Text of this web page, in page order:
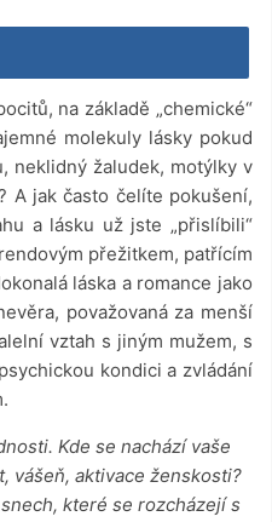
na základě „chemické“
molekuly lásky pokud
neklidný žaludek, motýlky v
A jak často čelíte pokušení,
a lásku už jste „přislíbili“
přežitkem, patřícím
láska a romance jako
považovaná za menší
vztah s jiným mužem, s
kondici a zvládání
Kde se nachází vaše
vášeň, aktivace ženskosti?
které se rozcházejí s